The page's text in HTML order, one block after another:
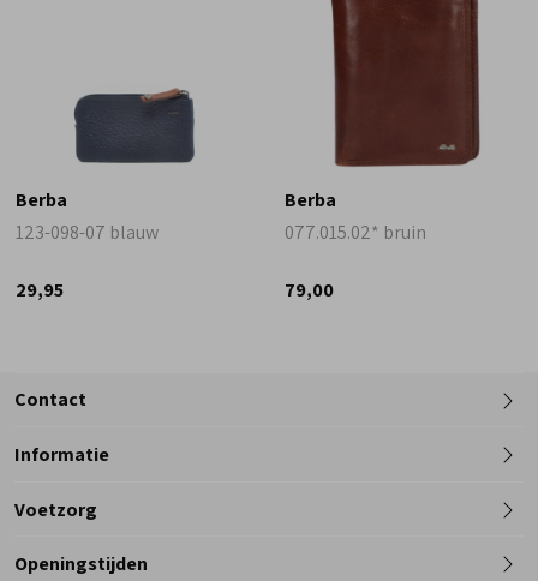
Berba
123-098-07 blauw
29,95
Berba
077.015.02* bruin
79,00
Contact
Telefoon
Informatie
Voetzorg
Openingstijden